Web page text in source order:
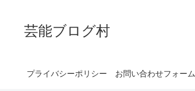
芸能ブログ村
プライバシーポリシー お問い合わせフォーム